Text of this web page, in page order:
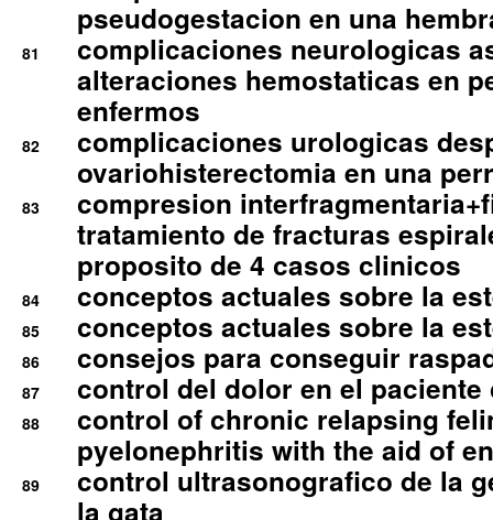
pseudogestacion en una
81
complicaciones neurologicas
alteraciones hemostaticas en
enfermos
82
complicaciones urologicas
ovariohisterectomia en una
83
compresion
tratamiento de fracturas
proposito de 4 casos clinicos
84 conceptos actuales sobre la
85 conceptos actuales sobre la
86 consejos para conseguir
87 control del dolor en el
88
control of chronic relapsing
pyelonephritis with the aid of
89
control ultrasonografico de la
la gata